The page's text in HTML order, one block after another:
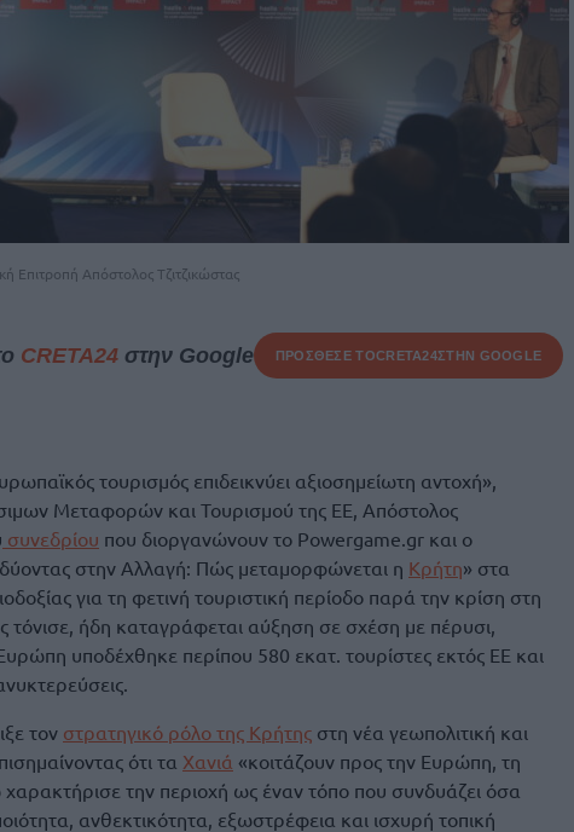
Απόστολος Τζιτζικώστας
CRETA24στην Google ΠΡΟΣΘΕΣΕ ΤΟCRETA24ΣΤΗΝ GOOGLE
τουρισμός επιδεικνύει αξιοσημείωτη αντοχή»,
Μεταφορών και Τουρισμού της ΕΕ, Απόστολος
συνεδρίου που διοργανώνουν το Powergame.gr και ο
στην Αλλαγή: Πώς μεταμορφώνεται η Κρήτη» στα
για τη φετινή τουριστική περίοδο παρά την κρίση στη
ήδη καταγράφεται αύξηση σε σχέση με πέρυσι,
υποδέχθηκε περίπου 580 εκατ. τουρίστες εκτός ΕΕ και
τον στρατηγικό ρόλο της Κρήτης στη νέα γεωπολιτική και
ότι τα Χανιά «κοιτάζουν προς την Ευρώπη, τη
την περιοχή ως έναν τόπο που συνδυάζει όσα
ανθεκτικότητα, εξωστρέφεια και ισχυρή τοπική